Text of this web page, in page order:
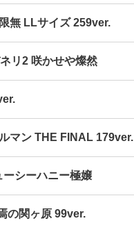
無 LLサイズ 259ver.
リ2 咲かせや燦然
マン THE FINAL 179ver.
ーシーハニー極嬢
の関ヶ原 99ver.